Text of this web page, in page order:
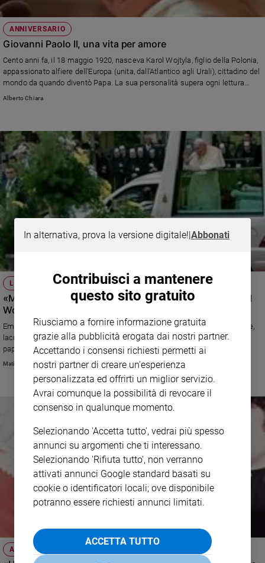
ANNIVERSARIO
Giovanni Paolo II, una vita per amore
Cento anni fa, il 18 maggio 1920, nasceva Karol Wojtyla, figlio della Polonia,
appassionato alfiere dell'Europa (unita, dall'Atlantico agli Urali), cittadino del
mondo da quando diventò Papa. La sua personalità supera ogni lettura
particolare. "Famiglia Cristiana" gli dedica uno dei suoi Grandi Speciali: "Il
Alberto Chiara
LA POESIA
«Mamma, la vita sboccia sulla tua tomba», firmato Karol
Wojtyla
Emilia Kaczorowska (1884-1929) morì quando aveva appena 9 anni. Fede,
lacrime e arte in un suo scritto giovanile. Il giorno dopo i funerali, con il
papà, Karol senior, e i fratelli, il futuro Giovanni Paolo II andò in
pellegrinaggio al santuario mariano di Kalwaria per impetrare la
Misericordia divina in suffragio della madre scomparsa. Anche così si
spiega la sua profonda devozione nei confronti della Madonna.
Matilde Amorosi
ANNIVERSARIO
In alternativa, prova la versione digitale!|Abbonati
Contribuisci a mantenere
questo sito gratuito
Riusciamo a fornire informazione gratuita
grazie alla pubblicità erogata dai nostri partner.
Accettando i consensi richiesti permetti ai
nostri partner di creare un'esperienza
personalizzata ed offrirti un miglior servizio.
Avrai comunque la possibilità di revocare il
consenso in qualunque momento.
Selezionando 'Accetta tutto', vedrai più spesso
annunci su argomenti che ti interessano.
Selezionando 'Rifiuta tutto', non verranno
attivati annunci Google standard basati su
cookie o identificatori locali; ove disponibile
potranno essere richiesti annunci limitati.
ACCETTA TUTTO